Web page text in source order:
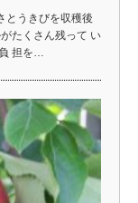
とうきびを収穫後
たくさん残って い
担を…